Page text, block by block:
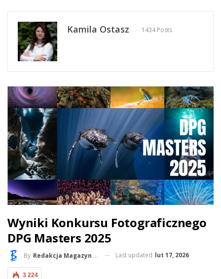
Kamila Ostasz 1434 Posts
Wyniki Konkursu Fotograficznego
DPG Masters 2025
By Redakcja Magazyn BlueLife Last updated lut 17, 2026
3 224